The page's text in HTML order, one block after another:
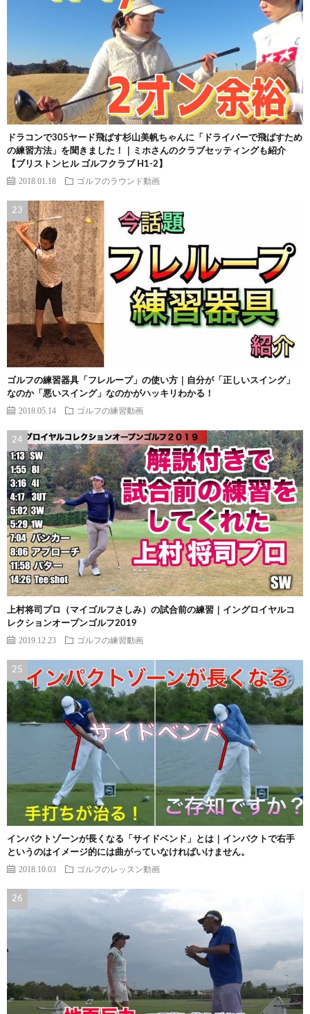
ドラコンで305ヤード飛ばす杉山美帆ちゃんに「ドライバーで飛ばすため
の練習方法」を聞きました！｜ミホさんのクラブセッティングも紹介
【ブリストンヒル ゴルフクラブ H1-2】
2018.01.18 ゴルフのラウンド動画
ゴルフの練習器具「フレループ」の使い方｜自分が「正しいスイング」
なのか「悪いスイング」なのかがハッキリわかる！
2018.05.14 ゴルフの練習動画
上村将司プロ（マイゴルフさしみ）の試合前の練習｜イングロイヤルコ
レクションオープンゴルフ2019
2019.12.23 ゴルフの練習動画
インパクトゾーンが長くなる「サイドベンド」とは｜インパクトで右手
というのはイメージ的には曲がっていなければいけません。
2018.10.03 ゴルフのレッスン動画